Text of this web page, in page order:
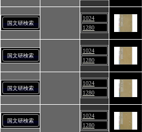
国文研検索
1024
1280
国文研検索
1024
1280
国文研検索
1024
1280
国文研検索
1024
1280